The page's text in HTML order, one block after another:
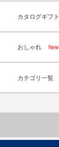
カタログギフト
おしゃれ New
カテゴリ一覧